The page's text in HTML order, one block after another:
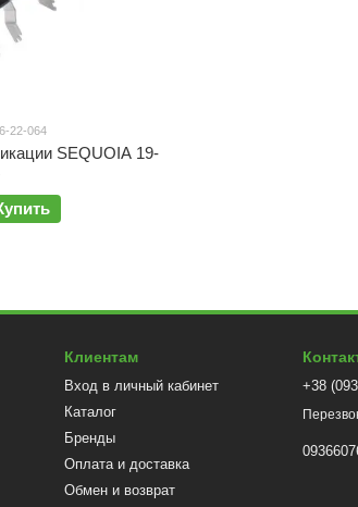
22-064
SEQUOIA 19-
Клиентам
Вход в личный кабинет
Каталог
Бренды
Оплата и доставка
Обмен и возврат
+38